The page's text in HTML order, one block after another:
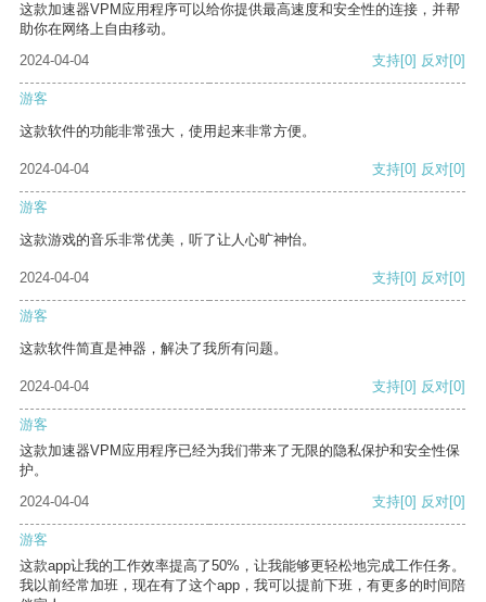
这款加速器VPM应用程序可以给你提供最高速度和安全性的连接，并帮
助你在网络上自由移动。
2024-04-04
支持[0] 反对[0]
游客
这款软件的功能非常强大，使用起来非常方便。
2024-04-04 支持[0] 反对[0]
游客
这款游戏的音乐非常优美，听了让人心旷神怡。
2024-04-04 支持[0] 反对[0]
游客
这款软件简直是神器，解决了我所有问题。
2024-04-04 支持[0] 反对[0]
游客
这款加速器VPM应用程序已经为我们带来了无限的隐私保护和安全性保
护。
2024-04-04
支持[0] 反对[0]
游客
这款app让我的工作效率提高了50%，让我能够更轻松地完成工作任务。
我以前经常加班，现在有了这个app，我可以提前下班，有更多的时间陪